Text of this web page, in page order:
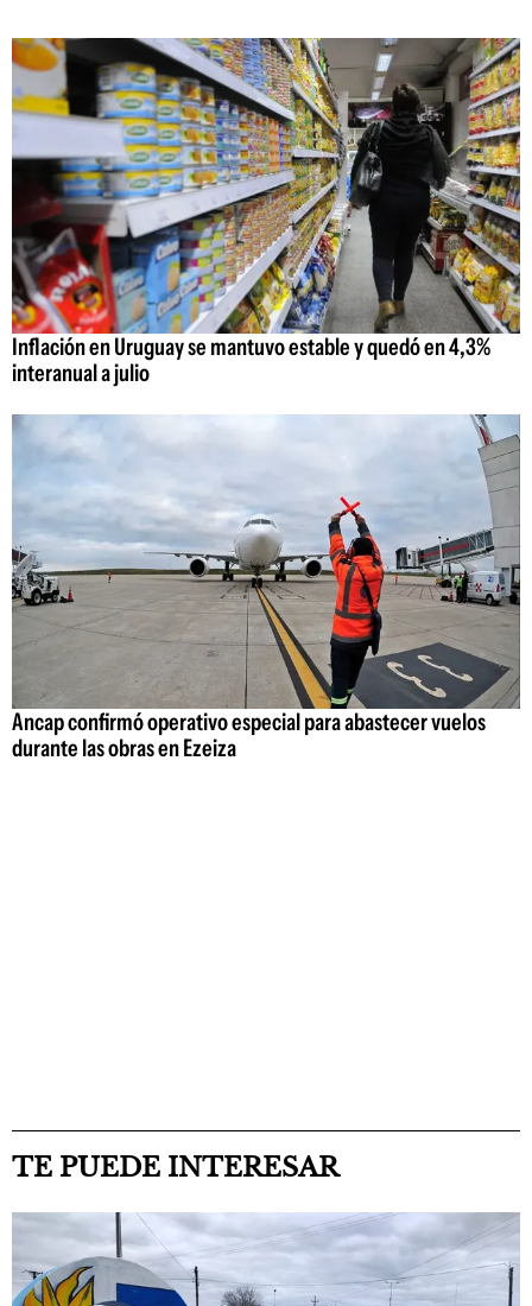
Inflación en Uruguay se mantuvo estable y quedó en 4,3%
interanual a julio
Ancap confirmó operativo especial para abastecer vuelos
durante las obras en Ezeiza
TE PUEDE INTERESAR